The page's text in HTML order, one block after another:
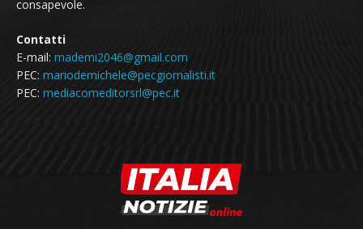
consapevole.
Contatti
E-mail: mademi2046@gmail.com
PEC: mariodemichele@pecgiornalisti.it
PEC: mediacomeditorsrl@pec.it